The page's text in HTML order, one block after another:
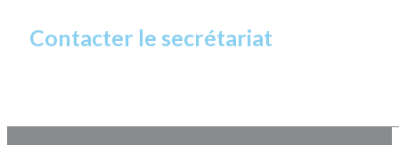
Contacter le secrétariat